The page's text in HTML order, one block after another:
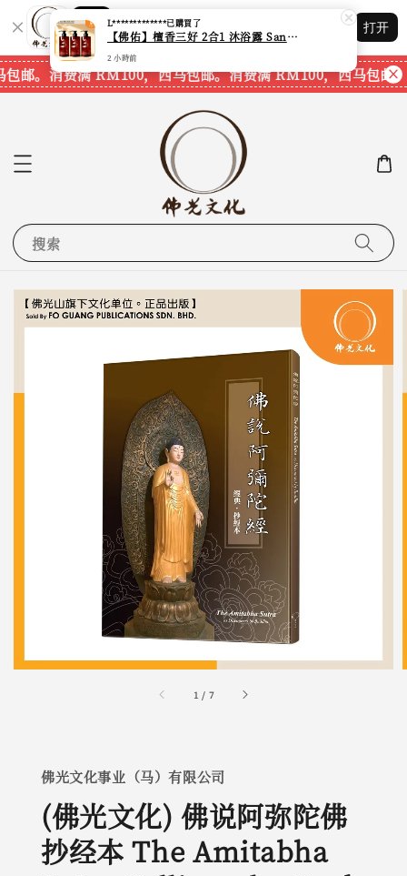
Shopping: 追踪您的订单
您信赖的商店
打开
邮。消费满 RM100，西马包邮。消费满 RM100，西马包邮。
搜索
1 / 7
佛光文化事业（马）有限公司
(佛光文化) 佛说阿弥陀佛
抄经本 The Amitabha
L*************已購買了
【佛佑】檀香三好 2合1 沐浴露 Sandalwood Hair&Body Shampoo【1套3支】【750ml一支】【现货速发】
2 小時前